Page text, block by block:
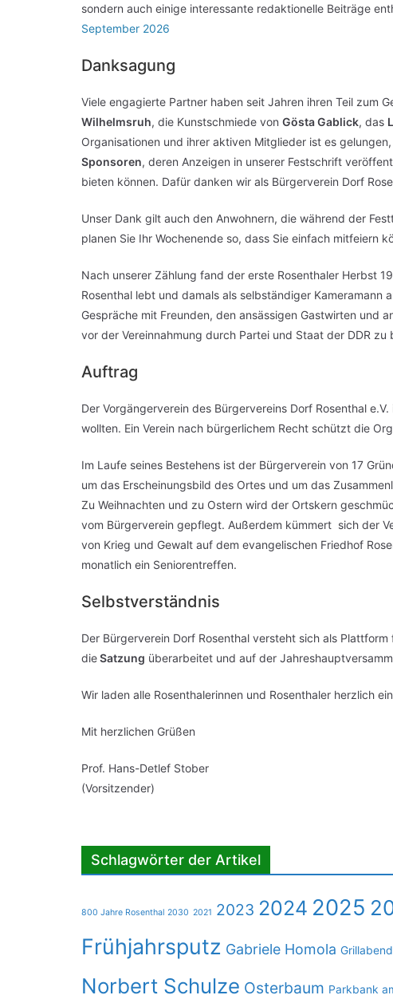
sondern auch einige interessante redaktionelle Beiträge
September 2026
Danksagung
Viele engagierte Partner haben seit Jahren ihren Teil zum
Wilhelmsruh, die Kunstschmiede von Gösta Gablick, das
Organisationen und ihrer aktiven Mitglieder ist es
Sponsoren, deren Anzeigen in unserer Festschrift
bieten können. Dafür danken wir als Bürgerverein Dorf
Unser Dank gilt auch den Anwohnern, die während der
planen Sie Ihr Wochenende so, dass Sie einfach mitfeiern
Nach unserer Zählung fand der erste Rosenthaler Herbst
Rosenthal lebt und damals als selbständiger
Gespräche mit Freunden, den ansässigen Gastwirten und
vor der Vereinnahmung durch Partei und Staat der DDR
Auftrag
Der Vorgängerverein des Bürgervereins Dorf Rosenthal
wollten. Ein Verein nach bürgerlichem Recht schützt die
Im Laufe seines Bestehens ist der Bürgerverein von 17
um das Erscheinungsbild des Ortes und um das
Zu Weihnachten und zu Ostern wird der Ortskern
vom Bürgerverein gepflegt. Außerdem kümmert sich der
von Krieg und Gewalt auf dem evangelischen Friedhof
monatlich ein Seniorentreffen.
Selbstverständnis
Der Bürgerverein Dorf Rosenthal versteht sich als
dieSatzung überarbeitet und auf der
Wir laden alle Rosenthalerinnen und Rosenthaler herzlich
Mit herzlichen Grüßen
Prof. Hans-Detlef Stober
(Vorsitzender)
Schlagwörter der Artikel
800 Jahre Rosenthal 2030 2021 2023 2024 2025
Frühjahrsputz Gabriele Homola Grillabend
Norbert Schulze Osterbaum Parkbank